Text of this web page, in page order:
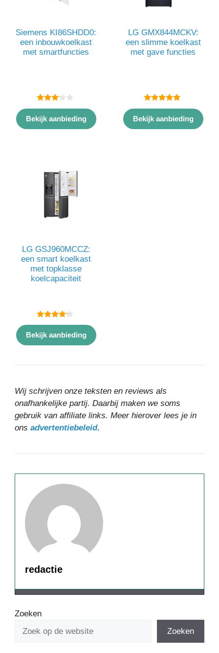
Siemens KI86SHDD0:
een inbouwkoelkast
met smartfuncties
3.00
van 5
Bekijk aanbieding
LG GMX844MCKV:
een slimme koelkast
met gave functies
5.00
van 5
Bekijk aanbieding
LG GSJ960MCCZ:
een smart koelkast
met topklasse
koelcapaciteit
4.00
van 5
Bekijk aanbieding
Wij schrijven onze teksten en reviews als
onafhankelijke partij. Daarbij maken we soms
gebruik van affiliate links. Meer hierover lees je in
ons advertentiebeleid.
redactie
Zoeken
Zoeken